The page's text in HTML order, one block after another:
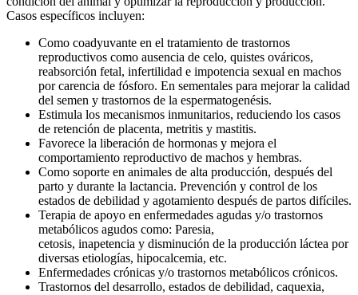
Casos específicos incluyen:
Como coadyuvante en el tratamiento de trastornos
reproductivos como ausencia de celo, quistes ováricos,
reabsorción fetal, infertilidad e impotencia sexual en machos
por carencia de fósforo. En sementales para mejorar la calidad
del semen y trastornos de la espermatogenésis.
Estimula los mecanismos inmunitarios, reduciendo los casos
de retención de placenta, metritis y mastitis.
Favorece la liberación de hormonas y mejora el
comportamiento reproductivo de machos y hembras.
Como soporte en animales de alta producción, después del
parto y durante la lactancia. Prevención y control de los
estados de debilidad y agotamiento después de partos difíciles.
Terapia de apoyo en enfermedades agudas y/o trastornos
metabólicos agudos como: Paresia,
cetosis, inapetencia y disminución de la producción láctea por
diversas etiologías, hipocalcemia, etc.
Enfermedades crónicas y/o trastornos metabólicos crónicos.
Trastornos del desarrollo, estados de debilidad, caquexia,